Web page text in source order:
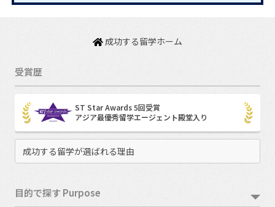
成功する留学ホーム
受賞歴
ST Star Awards 5回受賞
アジア最優秀留学エージェント殿堂入り
成功する留学が選ばれる理由
目的で探す Purpose